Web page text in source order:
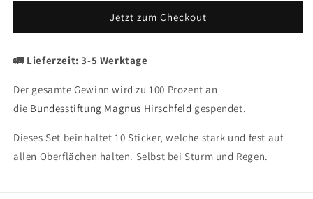
One
Welcome
(10er
Pack)
Every
One
Welcome
(10er
Pack)
Jetzt zum Checkout
🚛 Lieferzeit: 3-5 Werktage
Der gesamte Gewinn wird zu 100 Prozent an
die Bundesstiftung Magnus Hirschfeld gespendet.
Dieses Set beinhaltet 10 Sticker, welche stark und fest auf
allen Oberflächen halten. Selbst bei Sturm und Regen.